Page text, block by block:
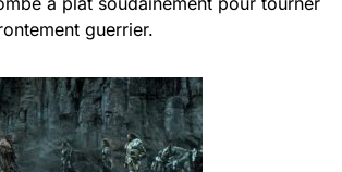
guerrier.